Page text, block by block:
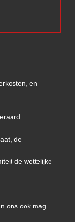
en
de
de wettelijke
ons ook mag